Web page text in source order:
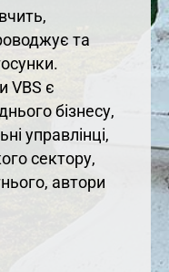
та
VBS є
бізнесу,
управлінці,
сектору,
автори